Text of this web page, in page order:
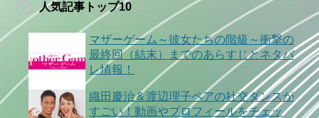
人気記事トップ10
マザーゲーム～彼女たちの階級～衝撃の
最終回（結末）までのあらすじとネタバ
レ情報！
織田慶治＆渡辺理子ペアの社交ダンスが
すごい！動画やプロフィールをチェッ